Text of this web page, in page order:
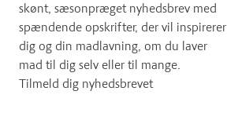
skønt, sæsonpræget nyhedsbrev med
spændende opskrifter, der vil inspirerer
dig og din madlavning, om du laver
mad til dig selv eller til mange.
Tilmeld dig nyhedsbrevet